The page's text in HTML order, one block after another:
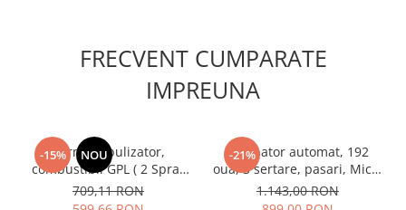
Foarfeci tuns oiFRECVENT CUMPARATE
IMPREUNA
-15% NOU
Termonebulizator,
combustibil GPL ( 2 Spray
incluse ), tratamente
dezinsectie, dezinfectie,
709,11 RON
-21%
Incubator automat, 192
oua, 3 sertare, pasari, Micul
Fermier GF-2102
1.143,00 RON